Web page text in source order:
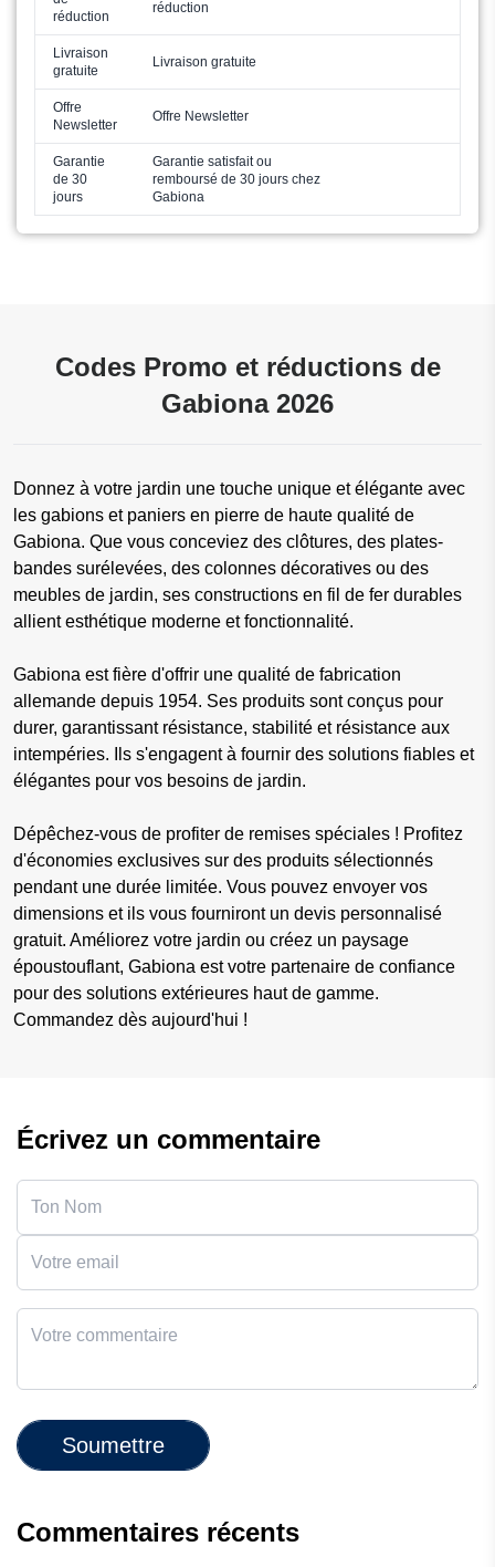
réduction
réduction
Livraison
gratuite
Livraison gratuite
Offre
Newsletter
Offre Newsletter
Garantie
de 30
jours
Garantie satisfait ou
remboursé de 30 jours chez
Gabiona
Codes Promo et réductions de
Gabiona 2026
Donnez à votre jardin une touche unique et élégante avec
les gabions et paniers en pierre de haute qualité de
Gabiona. Que vous conceviez des clôtures, des plates-
bandes surélevées, des colonnes décoratives ou des
meubles de jardin, ses constructions en fil de fer durables
allient esthétique moderne et fonctionnalité.
Gabiona est fière d'offrir une qualité de fabrication
allemande depuis 1954. Ses produits sont conçus pour
durer, garantissant résistance, stabilité et résistance aux
intempéries. Ils s'engagent à fournir des solutions fiables et
élégantes pour vos besoins de jardin.
Dépêchez-vous de profiter de remises spéciales ! Profitez
d'économies exclusives sur des produits sélectionnés
pendant une durée limitée. Vous pouvez envoyer vos
dimensions et ils vous fourniront un devis personnalisé
gratuit. Améliorez votre jardin ou créez un paysage
époustouflant, Gabiona est votre partenaire de confiance
pour des solutions extérieures haut de gamme.
Commandez dès aujourd'hui !
Écrivez un commentaire
Soumettre
Commentaires récents